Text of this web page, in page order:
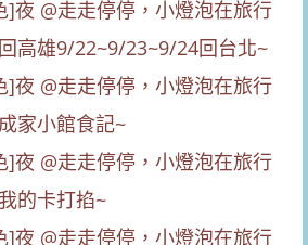
高雄9/22~9/23~9/24回台北~
家小館食記~
的卡打掐~